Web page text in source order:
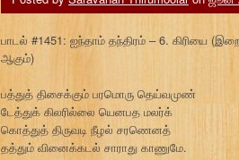
பாடல் #1451: ஐந்தாம் தந்திரம் – 6. கிரியை
ஆகும்)
பத்துத் திசைக்கும் பரமொரு தெய்வமுண்
டேத்துக் கிலரில்லை யெனபத மலர்க்
கொத்துத் திருவடி நீழல் சரணெனத்
தத்தும் வினைக்கடல் சாராது காணுமே.